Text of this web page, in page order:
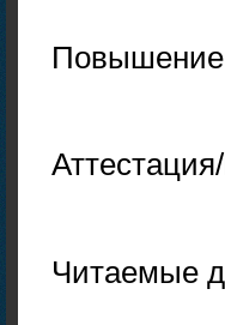
Читаемые